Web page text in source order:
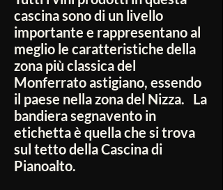
cascina sono di un livello
importante e rappresentano al
meglio le caratteristiche della
zona più classica del
Monferrato astigiano, essendo
il paese nella zona del Nizza. La
bandiera segnavento in
etichetta è quella che si trova
sul tetto della Cascina di
Pianoalto.